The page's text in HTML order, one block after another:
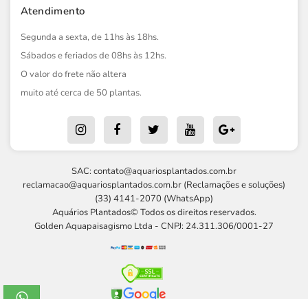
Atendimento
Segunda a sexta, de 11hs às 18hs.
Sábados e feriados de 08hs às 12hs.
O valor do frete não altera
muito até cerca de 50 plantas.
SAC: contato@aquariosplantados.com.br
reclamacao@aquariosplantados.com.br (Reclamações e soluções)
(33) 4141-2070 (WhatsApp)
Aquários Plantados© Todos os direitos reservados.
Golden Aquapaisagismo Ltda - CNPJ: 24.311.306/0001-27